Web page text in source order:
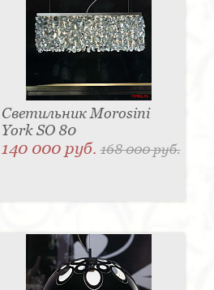
Светильник Morosini
York SO 80
140 000 руб.168 000 руб.